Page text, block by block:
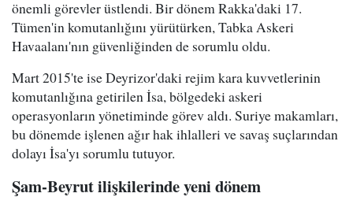
önemli görevler üstlendi. Bir dönem Rakka'daki 17.
Tümen'in komutanlığını yürütürken, Tabka Askeri
Havaalanı'nın güvenliğinden de sorumlu oldu.
Mart 2015'te ise Deyrizor'daki rejim kara kuvvetlerinin
komutanlığına getirilen İsa, bölgedeki askeri
operasyonların yönetiminde görev aldı. Suriye makamları,
bu dönemde işlenen ağır hak ihlalleri ve savaş suçlarından
dolayı İsa'yı sorumlu tutuyor.
Şam-Beyrut ilişkilerinde yeni dönem